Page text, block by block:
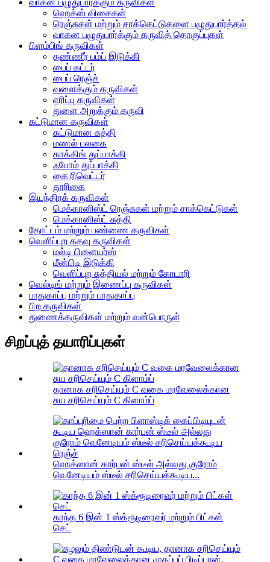
ஹெக்ஸ் விசைகள்
ரெஞ்சுகள் மற்றும் சாக்கெட்டுகளை பழுதுபார்த்தல்
வாகன பழுதுபார்க்கும் கருவித் தொகுப்புகள்
பிளம்பிங் கருவிகள்
தண்ணீர் பம்ப் இடுக்கி
பைப் கட்டர்
பைப் ரெஞ்ச்
வளைக்கும் கருவிகள்
எரிப்பு கருவிகள்
துளை அறுக்கும் கருவி
கட்டுமான கருவிகள்
கட்டுமான சுத்தி
மணல் பலகை
காக்கிங் துப்பாக்கி
ஃபோம் துப்பாக்கி
கை ரிவெட்டர்
தூரிகை
இயந்திரக் கருவிகள்
மெக்கானிஸ்ட் ரெஞ்சுகள் மற்றும் சாக்கெட்டுகள்
மெக்கானிஸ்ட் சுத்தி
தோட்டம் மற்றும் பண்ணை கருவிகள்
வெளிப்புற கதவு கருவிகள்
மல்டி பிளையர்ஸ்
மீன்பிடி இடுக்கி
வெளிப்புற சுத்தியல் மற்றும் கோடாரி
வெல்டிங் மற்றும் இணைப்பு கருவிகள்
பாதுகாப்பு மற்றும் பாதுகாப்பு
பிற கருவிகள்
துணைக்கருவிகள் மற்றும் வன்பொருள்
சிறப்புத் தயாரிப்புகள்
தானாக சரிசெய்யும் C வகை மரவேலைக்கான
சுய சரிசெய்யும் C கிளாம்ப்
ஹெக்ஸான் கார்பன் ஸ்டீல் அல்லது குரோம்
வெனேடியம் ஸ்டீல் சரிசெய்யக்கூடிய...
காந்த 6 இன் 1 ஸ்க்ரூடிரைவர் மற்றும் பிட்கள்
செட்